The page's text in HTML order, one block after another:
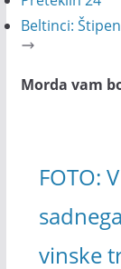
Beltinci:
Morda vam
FOTO:
vinske